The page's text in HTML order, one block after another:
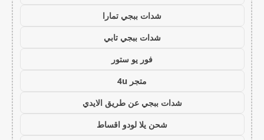
شدات ببجي تمارا
شدات ببجي تابي
فور يو ستور
متجر 4u
شدات ببجي عن طريق الايدي
شحن يلا لودو اقساط